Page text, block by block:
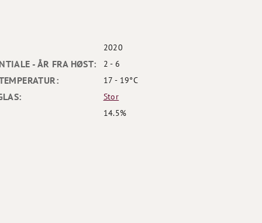
2020
- ÅR FRA HØST: 2 - 6
17 - 19°C
Stor
14.5%